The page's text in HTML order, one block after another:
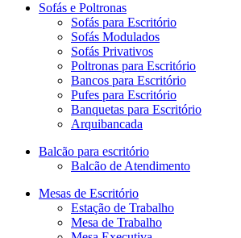
Sofás e Poltronas
Sofás para Escritório
Sofás Modulados
Sofás Privativos
Poltronas para Escritório
Bancos para Escritório
Pufes para Escritório
Banquetas para Escritório
Arquibancada
Balcão para escritório
Balcão de Atendimento
Mesas de Escritório
Estação de Trabalho
Mesa de Trabalho